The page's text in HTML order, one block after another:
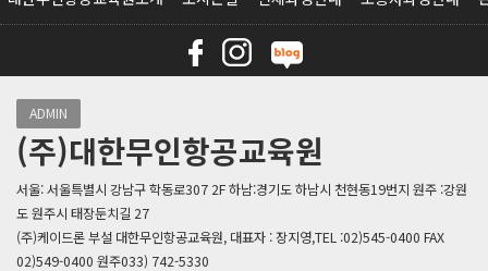
ADMIN
(주)대한무인항공교육원
서울: 서울특별시 강남구 학동로307 2F 하남:경기도 하남시 천현동19번지 원주 :강원
도 원주시 태장둔치길 27
(주)케이드론 부설 대한무인항공교육원, 대표자 : 장지영,TEL :02)545-0400 FAX
02)549-0400 원주033) 742-5330